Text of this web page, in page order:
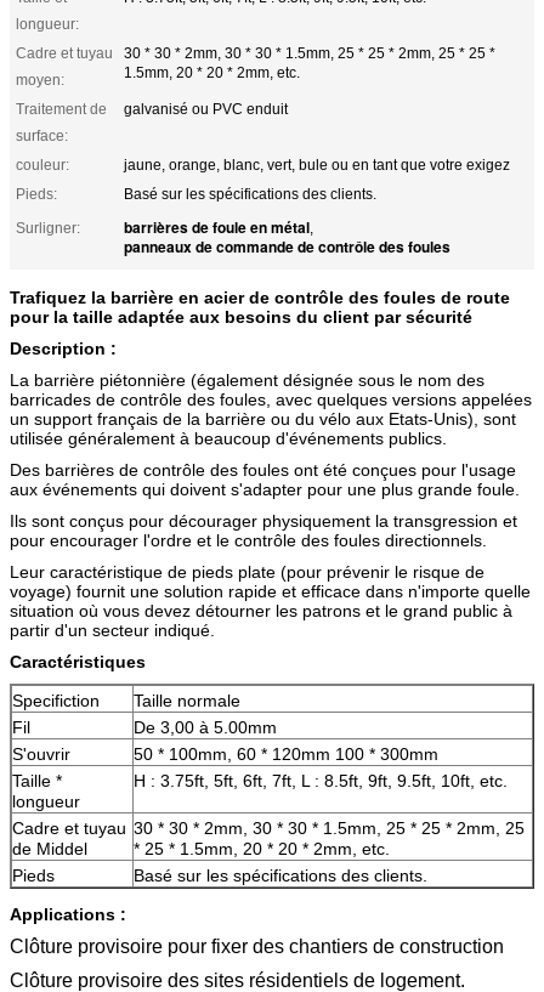
longueur:
Cadre et tuyau
moyen:
30 * 30 * 2mm, 30 * 30 * 1.5mm, 25 * 25 * 2mm, 25 * 25 *
1.5mm, 20 * 20 * 2mm, etc.
Traitement de
surface:
galvanisé ou PVC enduit
couleur:
jaune, orange, blanc, vert, bule ou en tant que votre exigez
Pieds:
Basé sur les spécifications des clients.
Surligner:
barrières de foule en métal,
panneaux de commande de contrôle des foules
Trafiquez la barrière en acier de contrôle des foules de route
pour la taille adaptée aux besoins du client par sécurité
Description :
La barrière piétonnière (également désignée sous le nom des
barricades de contrôle des foules, avec quelques versions appelées
un support français de la barrière ou du vélo aux Etats-Unis), sont
utilisée généralement à beaucoup d'événements publics.
Des barrières de contrôle des foules ont été conçues pour l'usage
aux événements qui doivent s'adapter pour une plus grande foule.
Ils sont conçus pour décourager physiquement la transgression et
pour encourager l'ordre et le contrôle des foules directionnels.
Leur caractéristique de pieds plate (pour prévenir le risque de
voyage) fournit une solution rapide et efficace dans n'importe quelle
situation où vous devez détourner les patrons et le grand public à
partir d'un secteur indiqué.
Caractéristiques
Specifiction
Taille normale
Fil
De 3,00 à 5.00mm
S'ouvrir
50 * 100mm, 60 * 120mm 100 * 300mm
Taille *
longueur
H : 3.75ft, 5ft, 6ft, 7ft, L : 8.5ft, 9ft, 9.5ft, 10ft, etc.
Cadre et tuyau
de Middel
30 * 30 * 2mm, 30 * 30 * 1.5mm, 25 * 25 * 2mm, 25
* 25 * 1.5mm, 20 * 20 * 2mm, etc.
Pieds
Basé sur les spécifications des clients.
Applications :
Clôture provisoire pour fixer des chantiers de construction
Clôture provisoire des sites résidentiels de logement.